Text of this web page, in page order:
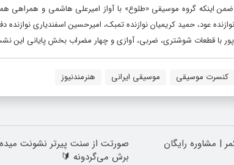
اینکه گروه موسیقی «طلوع» با آواز امیرعلی هاشمی و همراهی
نوازنده عود، حمید کریمیان نوازنده تمبک، امیرحسین اسفندیاری
با قطعات شوشتری، ضربی، آوازی و چهار مضراب بخش پایانی این
کنسرت موسیقی موسیقی ایرانی هنرمندنیوز
| مشاوره رایگان
صورتت از سنت پیرتر نشونت
برش می‌گردونه 🔰